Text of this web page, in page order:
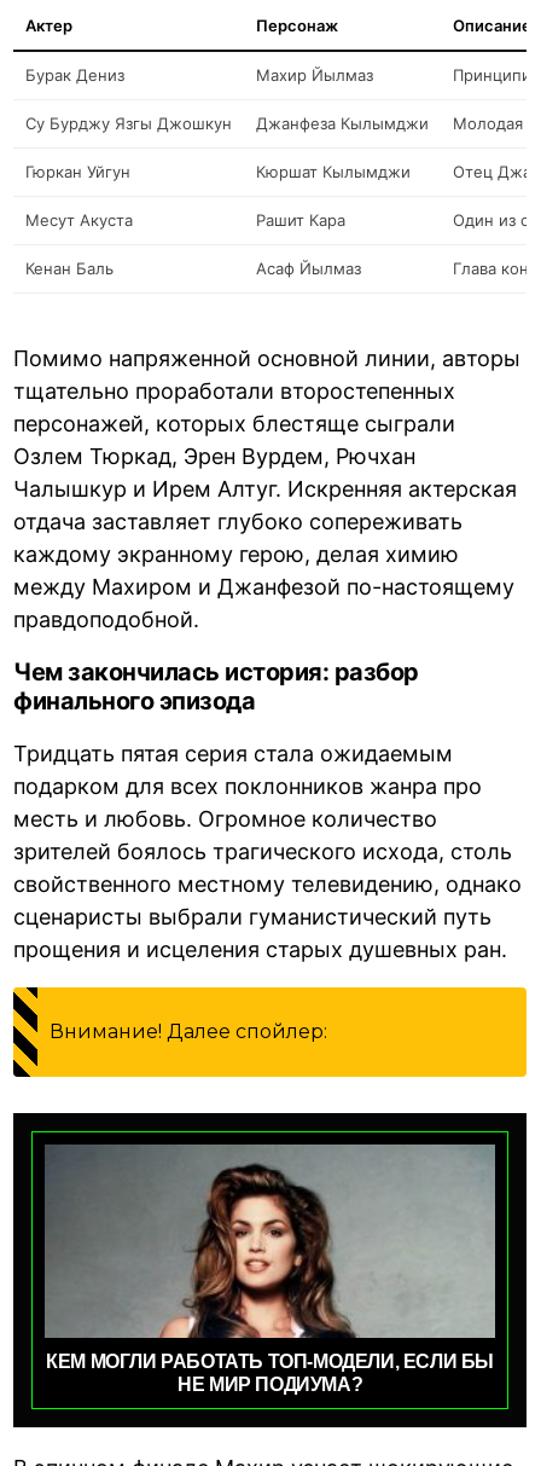
Актер Персонаж Описание
Бурак Дениз Махир Йылмаз
Су Бурджу Язгы Джошкун Джанфеза Кылымджи Молодая
Гюркан Уйгун Кюршат Кылымджи Отец
Месут Акуста Рашит Кара Один из
Кенан Баль Асаф Йылмаз Глава
Помимо напряженной основной линии, авторы
тщательно проработали второстепенных
персонажей, которых блестяще сыграли
Озлем Тюркад, Эрен Вурдем, Рючхан
Чалышкур и Ирем Алтуг. Искренняя актерская
отдача заставляет глубоко сопереживать
каждому экранному герою, делая химию
между Махиром и Джанфезой по-настоящему
правдоподобной.
Чем закончилась история: разбор
финального эпизода
Тридцать пятая серия стала ожидаемым
подарком для всех поклонников жанра про
месть и любовь. Огромное количество
зрителей боялось трагического исхода, столь
свойственного местному телевидению, однако
сценаристы выбрали гуманистический путь
прощения и исцеления старых душевных ран.
Внимание! Далее спойлер:
КЕМ МОГЛИ РАБОТАТЬ ТОП-МОДЕЛИ, ЕСЛИ БЫ
НЕ МИР ПОДИУМА?